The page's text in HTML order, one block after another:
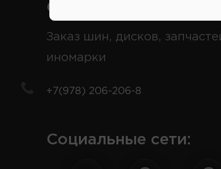
Справочный центр:
Заказ шин, дисков,
иномарки
+7(978) 206-206-8
Социальные сети: